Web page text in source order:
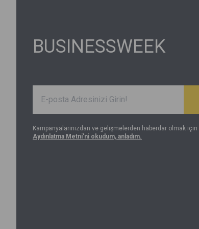
BUSINESSWEEK
Kampanyalarınızdan ve gelişmelerden haberdar olmak için
Aydınlatma Metni'ni okudum, anladım.